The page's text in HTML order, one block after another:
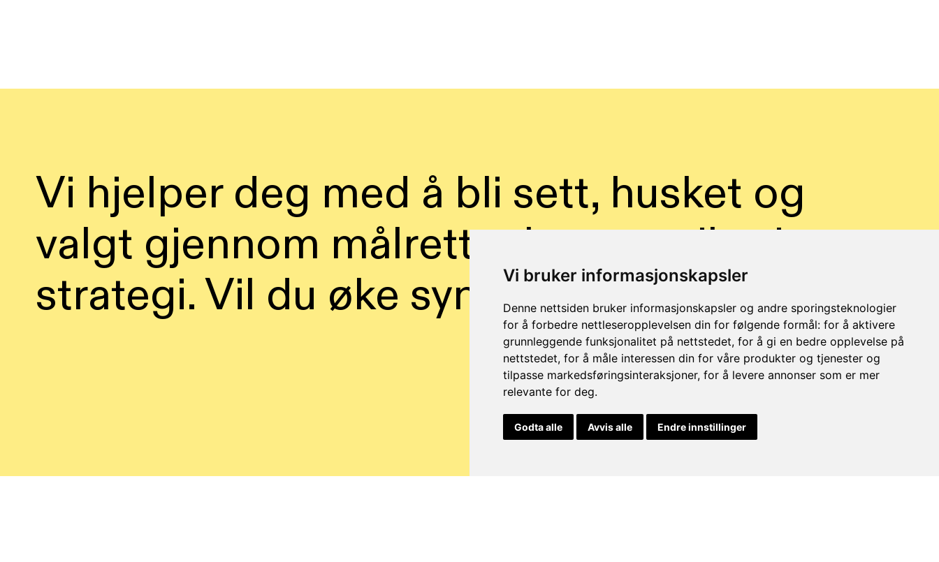
Vi bruker informasjonskapsler
Denne nettsiden bruker informasjonskapsler og andre sporingsteknologier
for å forbedre nettleseropplevelsen din for følgende formål: for å aktivere
grunnleggende funksjonalitet på nettstedet, for å gi en bedre opplevelse på
nettstedet, for å måle interessen din for våre produkter og tjenester og
tilpasse markedsføringsinteraksjoner, for å levere annonser som er mer
relevante for deg.
Godta alle Avvis alle Endre innstillinger
Vi hjelper deg med å bli sett, husket og
valgt gjennom målrettet kommunikasjon og
strategi. Vil du øke synligheten din?
Snakk med Henriette ->